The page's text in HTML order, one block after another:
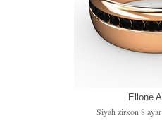
Ellone
Siyah zirkon 8